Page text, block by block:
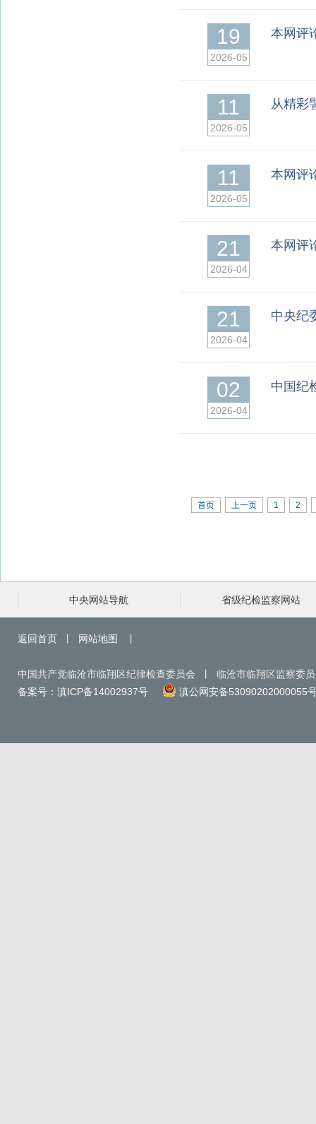
19
2026-05
本网评
11
2026-05
从精彩
11
2026-05
本网评
21
2026-04
本网评
21
2026-04
中央纪
02
2026-04
中国纪
首页 上一页 1 2
中央网站导航 省级纪检监察网站
返回首页 网站地图
中国共产党临沧市临翔区纪律检查委员会 丨 临沧市临翔区监察委
备案号：滇ICP备14002937号
滇公网安备53090202000055